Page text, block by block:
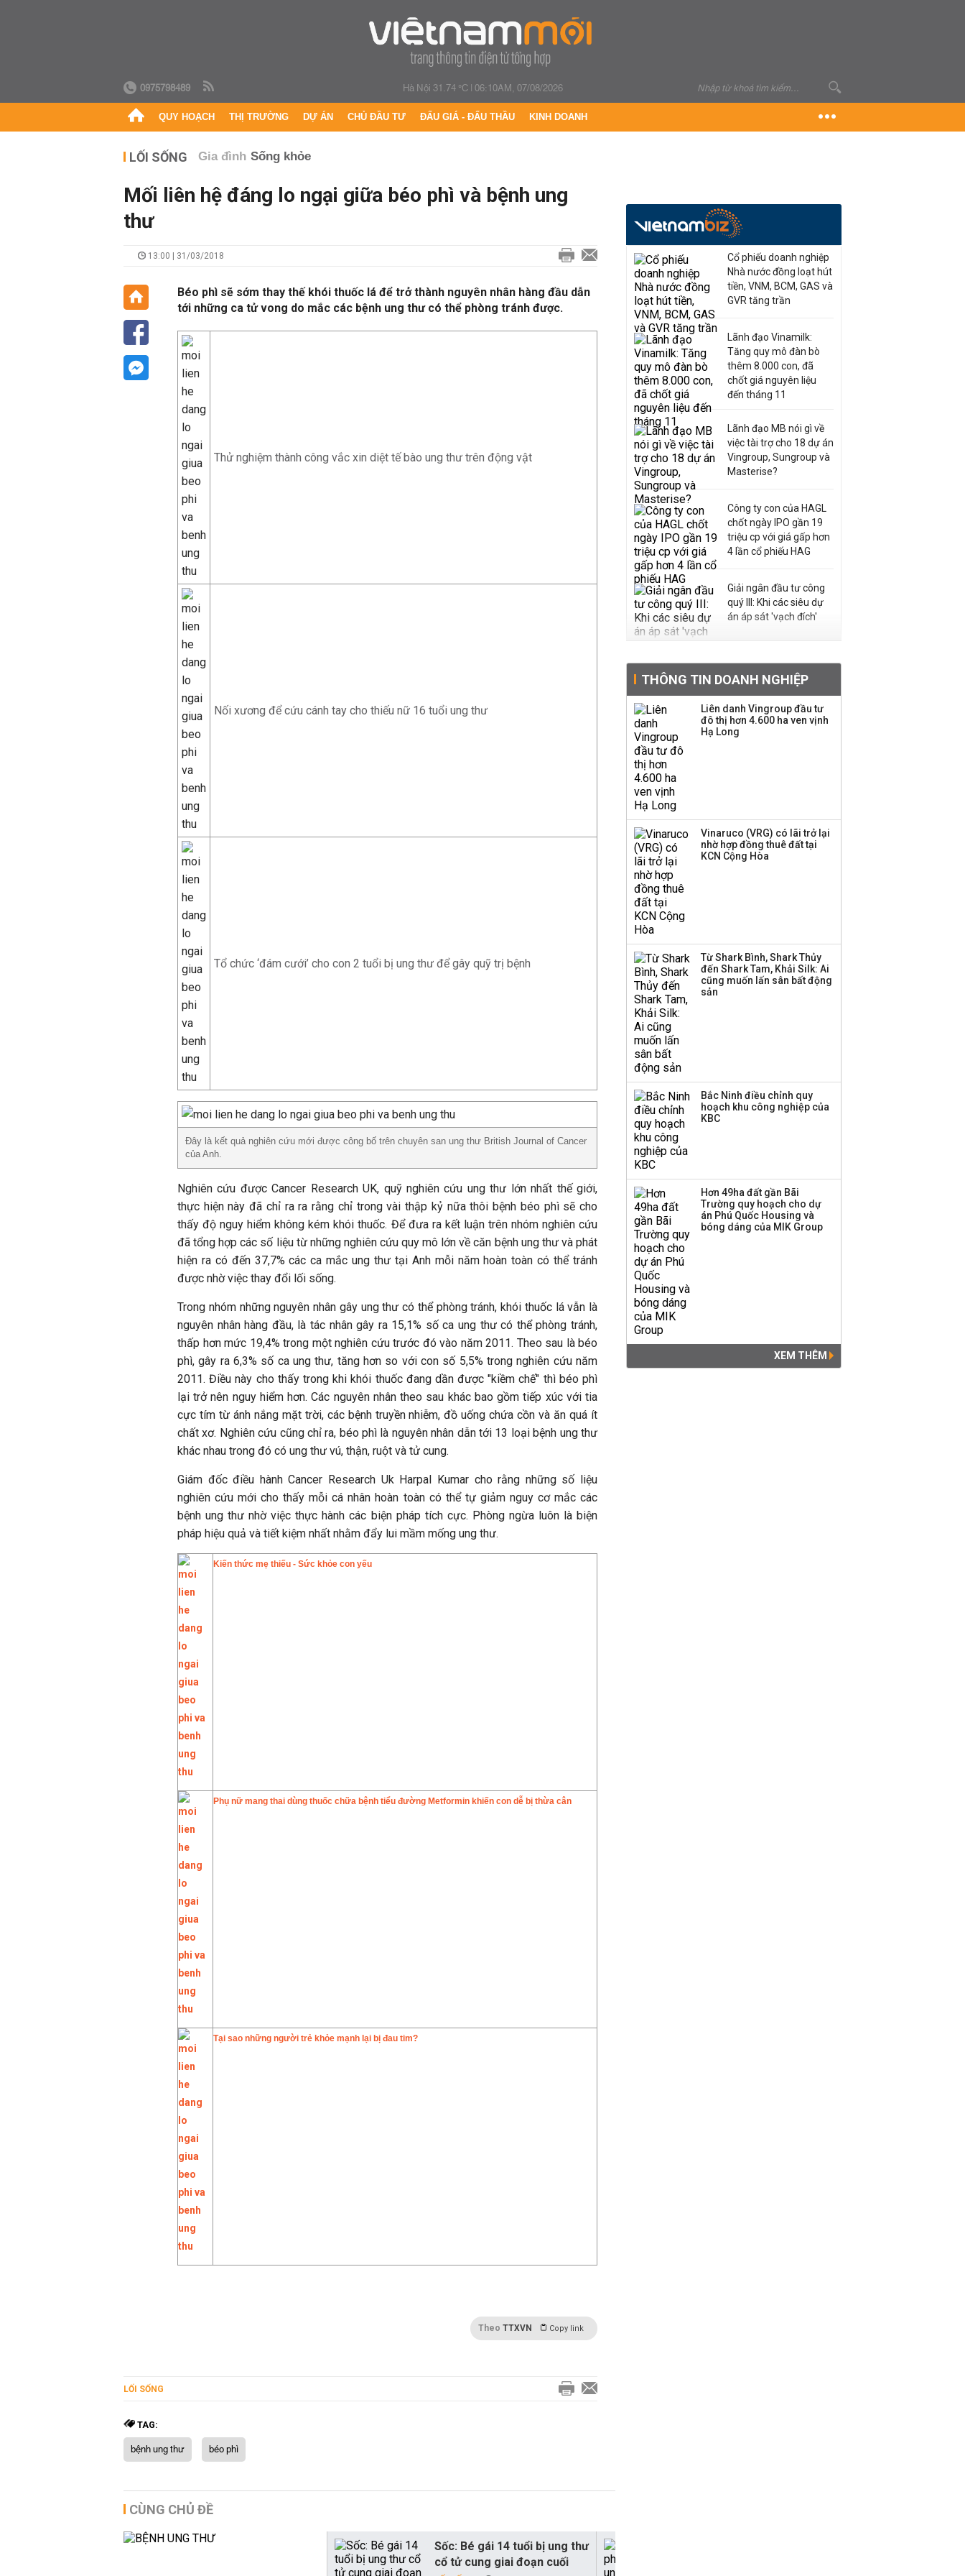
0975798489 Hà Nội 31.74 °C|06:10AM, 07/08/2026
QUY HOẠCH THỊ TRƯỜNG DỰ ÁN CHỦ ĐẦU TƯ ĐẤU GIÁ - ĐẤU THẦU KINH DOANH
LỐI SỐNG Gia đình Sống khỏe
Mối liên hệ đáng lo ngại giữa béo phì và bệnh ung
thư
13:00 | 31/03/2018
Béo phì sẽ sớm thay thế khói thuốc lá để trở thành nguyên nhân hàng đầu dẫn
tới những ca tử vong do mắc các bệnh ung thư có thể phòng tránh được.
Thử nghiệm thành công vắc xin diệt tế bào ung thư trên động vật
Nối xương để cứu cánh tay cho thiếu nữ 16 tuổi ung thư
Tổ chức ‘đám cưới’ cho con 2 tuổi bị ung thư để gây quỹ trị bệnh
Đây là kết quả nghiên cứu mới được công bố trên chuyên san ung thư British Journal of Cancer
của Anh.
Nghiên cứu được Cancer Research UK, quỹ nghiên cứu ung thư lớn nhất thế giới,
thực hiện này đã chỉ ra ra rằng chỉ trong vài thập kỷ nữa thôi bệnh béo phì sẽ cho
thấy độ nguy hiểm không kém khói thuốc. Để đưa ra kết luận trên nhóm nghiên cứu
đã tổng hợp các số liệu từ những nghiên cứu quy mô lớn về căn bệnh ung thư và phát
hiện ra có đến 37,7% các ca mắc ung thư tại Anh mỗi năm hoàn toàn có thể tránh
được nhờ việc thay đổi lối sống.
Trong nhóm những nguyên nhân gây ung thư có thể phòng tránh, khói thuốc lá vẫn là
nguyên nhân hàng đầu, là tác nhân gây ra 15,1% số ca ung thư có thể phòng tránh,
thấp hơn mức 19,4% trong một nghiên cứu trước đó vào năm 2011. Theo sau là béo
phì, gây ra 6,3% số ca ung thư, tăng hơn so với con số 5,5% trong nghiên cứu năm
2011. Điều này cho thấy trong khi khói thuốc đang dần được "kiềm chế" thì béo phì
lại trở nên nguy hiểm hơn. Các nguyên nhân theo sau khác bao gồm tiếp xúc với tia
cực tím từ ánh nắng mặt trời, các bệnh truyền nhiễm, đồ uống chứa cồn và ăn quá ít
chất xơ. Nghiên cứu cũng chỉ ra, béo phì là nguyên nhân dẫn tới 13 loại bệnh ung thư
khác nhau trong đó có ung thư vú, thận, ruột và tử cung.
Giám đốc điều hành Cancer Research Uk Harpal Kumar cho rằng những số liệu
nghiên cứu mới cho thấy mỗi cá nhân hoàn toàn có thể tự giảm nguy cơ mắc các
bệnh ung thư nhờ việc thực hành các biện pháp tích cực. Phòng ngừa luôn là biện
pháp hiệu quả và tiết kiệm nhất nhằm đẩy lui mầm mống ung thư.
Kiến thức mẹ thiếu - Sức khỏe con yếu
Phụ nữ mang thai dùng thuốc chữa bệnh tiểu đường Metformin khiến con dễ bị thừa cân
Tại sao những người trẻ khỏe mạnh lại bị đau tim?
Theo TTXVN Copy link
LỐI SỐNG
TAG:
bệnh ung thư béo phì
CÙNG CHỦ ĐỀ
Sốc: Bé gái 14 tuổi bị ung thư
cổ tử cung giai đoạn cuối
Cổ phiếu doanh nghiệp
Nhà nước đồng loạt hút
tiền, VNM, BCM, GAS và
GVR tăng trần
Lãnh đạo Vinamilk:
Tăng quy mô đàn bò
thêm 8.000 con, đã
chốt giá nguyên liệu
đến tháng 11
Lãnh đạo MB nói gì về
việc tài trợ cho 18 dự án
Vingroup, Sungroup và
Masterise?
Công ty con của HAGL
chốt ngày IPO gần 19
triệu cp với giá gấp hơn
4 lần cổ phiếu HAG
Giải ngân đầu tư công
quý III: Khi các siêu dự
án áp sát 'vạch đích'
triển quỹ hưu trí: Từ tiết
kiệm gia đình thành
nguồn cấp vốn dài hạn
và kinh nghiệm từ
Malaysia
Iran xem xét cấm tàu
VPBankS xin từ nhiệm
THÔNG TIN DOANH NGHIỆP
Liên danh Vingroup đầu tư
đô thị hơn 4.600 ha ven vịnh
Hạ Long
Vinaruco (VRG) có lãi trở lại
nhờ hợp đồng thuê đất tại
KCN Cộng Hòa
Từ Shark Bình, Shark Thủy
đến Shark Tam, Khải Silk: Ai
cũng muốn lấn sân bất động
sản
Bắc Ninh điều chỉnh quy
hoạch khu công nghiệp của
KBC
Hơn 49ha đất gần Bãi
Trường quy hoạch cho dự
án Phú Quốc Housing và
bóng dáng của MIK Group
XEM THÊM